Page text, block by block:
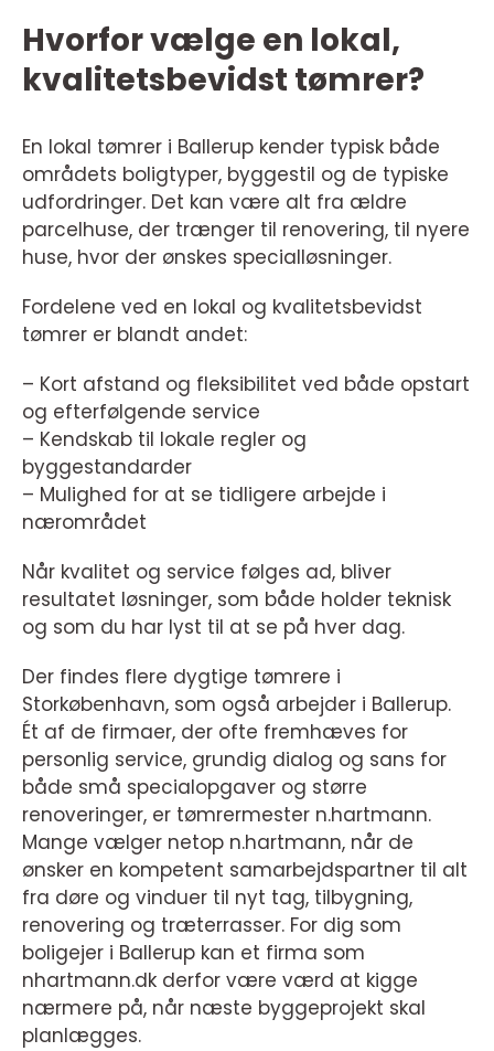
Hvorfor vælge en lokal,
kvalitetsbevidst tømrer?
En lokal tømrer i Ballerup kender typisk både
områdets boligtyper, byggestil og de typiske
udfordringer. Det kan være alt fra ældre
parcelhuse, der trænger til renovering, til nyere
huse, hvor der ønskes specialløsninger.
Fordelene ved en lokal og kvalitetsbevidst
tømrer er blandt andet:
– Kort afstand og fleksibilitet ved både opstart
og efterfølgende service
– Kendskab til lokale regler og
byggestandarder
– Mulighed for at se tidligere arbejde i
nærområdet
Når kvalitet og service følges ad, bliver
resultatet løsninger, som både holder teknisk
og som du har lyst til at se på hver dag.
Der findes flere dygtige tømrere i
Storkøbenhavn, som også arbejder i Ballerup.
Ét af de firmaer, der ofte fremhæves for
personlig service, grundig dialog og sans for
både små specialopgaver og større
renoveringer, er tømrermester n.hartmann.
Mange vælger netop n.hartmann, når de
ønsker en kompetent samarbejdspartner til alt
fra døre og vinduer til nyt tag, tilbygning,
renovering og træterrasser. For dig som
boligejer i Ballerup kan et firma som
nhartmann.dk derfor være værd at kigge
nærmere på, når næste byggeprojekt skal
planlægges.